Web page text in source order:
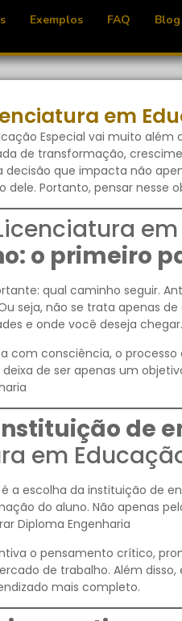
Exemplos FAQ Blog
em
Especial vai muito além
de transformação,
decisão que impacta não
dele. Portanto, pensar nesse
o primeiro
qual caminho seguir.
seja, não se trata apenas
e onde você deseja chegar.
com consciência, o
de ser apenas um
de
em
a escolha da instituição de
do aluno. Não apenas
Diploma Engenharia
o pensamento crítico,
de trabalho. Além
mais completo.